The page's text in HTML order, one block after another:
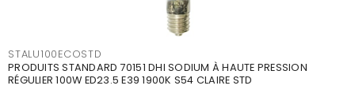
STALU100ECOSTD
PRODUITS STANDARD 70151 DHI SODIUM À HAUTE PRESSION
RÉGULIER 100W ED23.5 E39 1900K S54 CLAIRE STD